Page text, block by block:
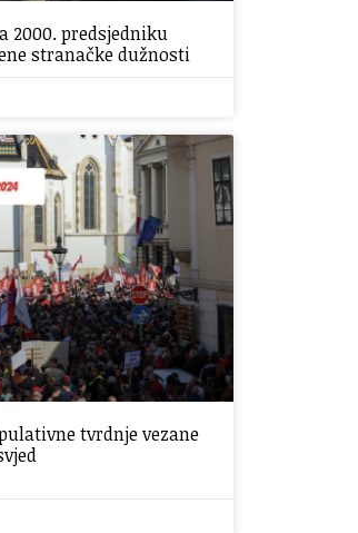
2000. predsjedniku
stranačke dužnosti
tvrdnje vezane